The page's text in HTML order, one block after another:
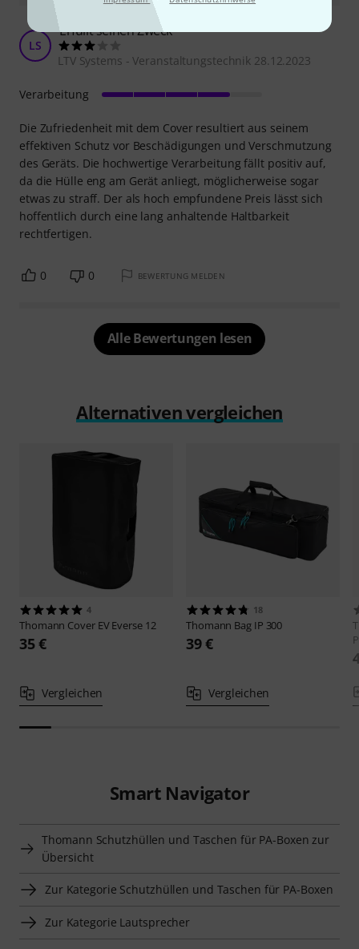
LS
Erfüllt seinen Zweck
LTV Systems - Veranstaltungstechnik 28.12.2023
Die Zufriedenheit mit dem Cover resultiert aus seinem
effektiven Schutz vor Beschädigungen und Verschmutzung
des Geräts. Die hochwertige Verarbeitung fällt positiv auf,
da die Hülle eng am Gerät anliegt, möglicherweise sogar
etwas zu straff. Der als hoch empfundene Preis lässt sich
hoffentlich durch eine lang anhaltende Haltbarkeit
rechtfertigen.
Verarbeitung
0 0 BEWERTUNG MELDEN
Alle Bewertungen lesen
Alternativen vergleichen
4
Thomann Cover EV Everse 12
35 €
Vergleichen
18
Thomann Bag IP 300
39 €
Vergleichen
Smart Navigator
Thomann Schutzhüllen und Taschen für PA-Boxen zur
Übersicht
Zur Kategorie Schutzhüllen und Taschen für PA-Boxen
Zur Kategorie Lautsprecher